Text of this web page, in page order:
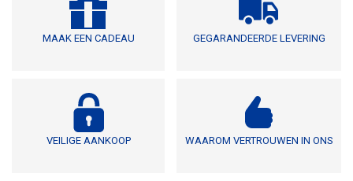
MAAK EEN CADEAU GEGARANDEERDE LEVERING
VEILIGE AANKOOP WAAROM VERTROUWEN IN ONS